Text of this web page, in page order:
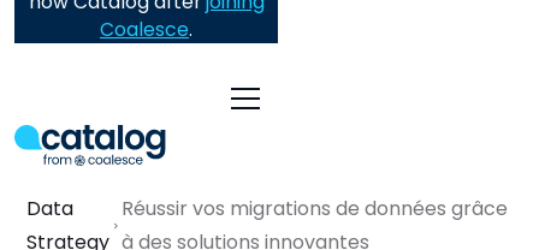
Coalesce.
Data
Strategy
Réussir vos migrations de données grâce
à des solutions innovantes